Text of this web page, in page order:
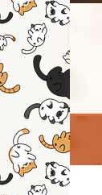
Перейти
к
контенту